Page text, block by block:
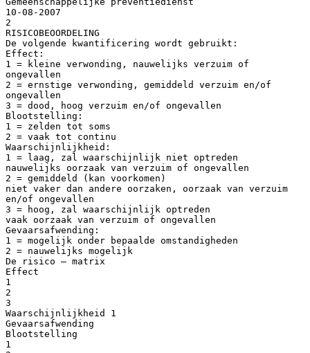
10-08-2007
2
RISICOBEOORDELING
De volgende kwantificering wordt gebruikt:
Effect:
1 = kleine verwonding, nauwelijks verzuim of
ongevallen
2 = ernstige verwonding, gemiddeld verzuim en/of
ongevallen
3 = dood, hoog verzuim en/of ongevallen
Blootstelling:
1 = zelden tot soms
2 = vaak tot continu
Waarschijnlijkheid:
1 = laag, zal waarschijnlijk niet optreden
nauwelijks oorzaak van verzuim of ongevallen
2 = gemiddeld (kan voorkomen)
niet vaker dan andere oorzaken, oorzaak van verzuim
en/of ongevallen
3 = hoog, zal waarschijnlijk optreden
vaak oorzaak van verzuim of ongevallen
Gevaarsafwending:
1 = mogelijk onder bepaalde omstandigheden
2 = nauwelijks mogelijk
De risico – matrix
Effect
1
2
3
Waarschijnlijkheid 1
Gevaarsafwending
Blootstelling
1